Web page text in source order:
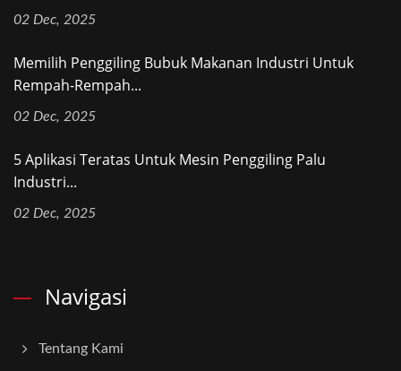
02 Dec, 2025
Memilih Penggiling Bubuk Makanan Industri Untuk
Rempah-Rempah...
02 Dec, 2025
5 Aplikasi Teratas Untuk Mesin Penggiling Palu
Industri...
02 Dec, 2025
Navigasi
Tentang Kami